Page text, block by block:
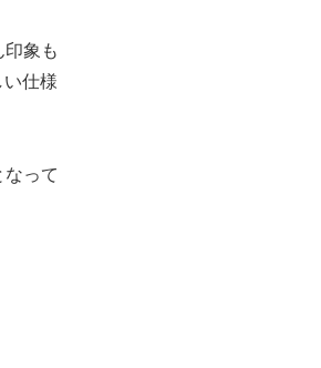
象も
仕様
って